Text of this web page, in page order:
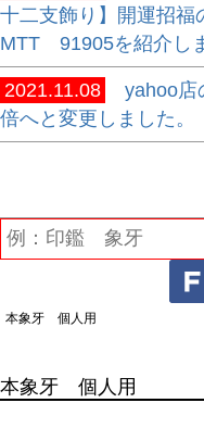
十二支飾り】開運招
MTT 91905を紹介し
2021.11.08
yahoo店
倍へと変更しました。
価格が高い順
優先度順
レビュー順
キーワードヒ
本象牙 個人用
本象牙 個人用